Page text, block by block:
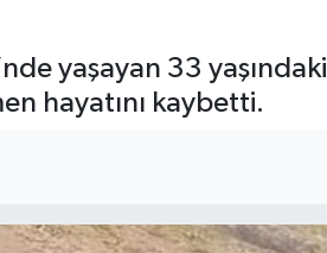
yaşayan 33
hayatını kaybetti.